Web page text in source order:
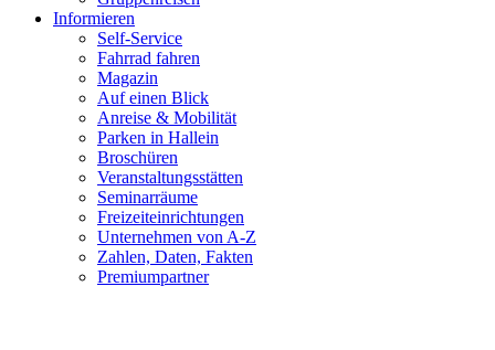
Informieren
Self-Service
Fahrrad fahren
Magazin
Auf einen Blick
Anreise & Mobilität
Parken in Hallein
Broschüren
Veranstaltungsstätten
Seminarräume
Freizeiteinrichtungen
Unternehmen von A-Z
Zahlen, Daten, Fakten
Premiumpartner